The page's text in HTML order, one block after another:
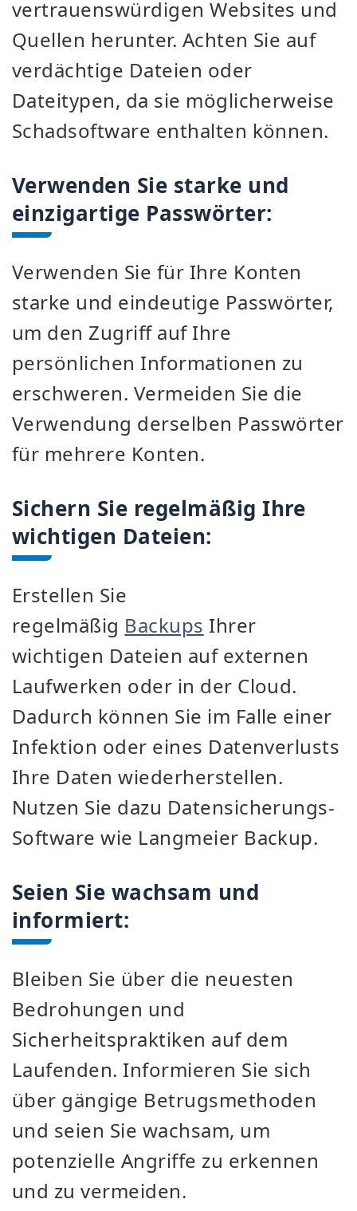
vertrauenswürdigen Websites und
Quellen herunter. Achten Sie auf
verdächtige Dateien oder
Dateitypen, da sie möglicherweise
Schadsoftware enthalten können.
Verwenden Sie starke und
einzigartige Passwörter:
Verwenden Sie für Ihre Konten
starke und eindeutige Passwörter,
um den Zugriff auf Ihre
persönlichen Informationen zu
erschweren. Vermeiden Sie die
Verwendung derselben Passwörter
für mehrere Konten.
Sichern Sie regelmäßig Ihre
wichtigen Dateien:
Erstellen Sie
regelmäßig Backups Ihrer
wichtigen Dateien auf externen
Laufwerken oder in der Cloud.
Dadurch können Sie im Falle einer
Infektion oder eines Datenverlusts
Ihre Daten wiederherstellen.
Nutzen Sie dazu Datensicherungs-
Software wie Langmeier Backup.
Seien Sie wachsam und
informiert:
Bleiben Sie über die neuesten
Bedrohungen und
Sicherheitspraktiken auf dem
Laufenden. Informieren Sie sich
über gängige Betrugsmethoden
und seien Sie wachsam, um
potenzielle Angriffe zu erkennen
und zu vermeiden.